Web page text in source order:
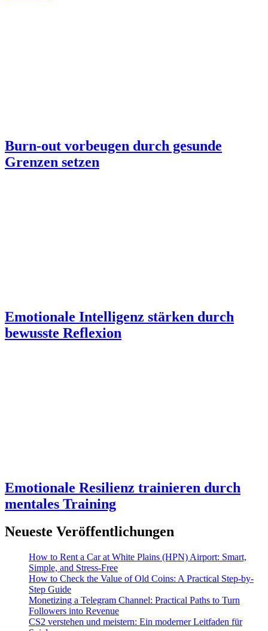
Burn-out vorbeugen durch gesunde
Grenzen setzen
Emotionale Intelligenz stärken durch
bewusste Reflexion
Emotionale Resilienz trainieren durch
mentales Training
Neueste Veröffentlichungen
How to Rent a Car at White Plains (HPN) Airport: Smart,
Simple, and Stress-Free
How to Check the Value of Old Coins: A Practical Step-by-
Step Guide
Monetizing a Telegram Channel: Practical Paths to Turn
Followers into Revenue
CS2 verstehen und meistern: Ein moderner Leitfaden für